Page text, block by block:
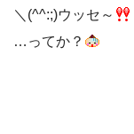
＼(^^:;)ウッセ～
…ってか？